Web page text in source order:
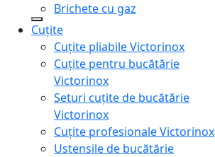
Brichete cu gaz
Cuțite
Cuțite pliabile Victorinox
Cuțite pentru bucătărie
Victorinox
Seturi cuțite de bucătărie
Victorinox
Cuțite profesionale Victorinox
Ustensile de bucătărie